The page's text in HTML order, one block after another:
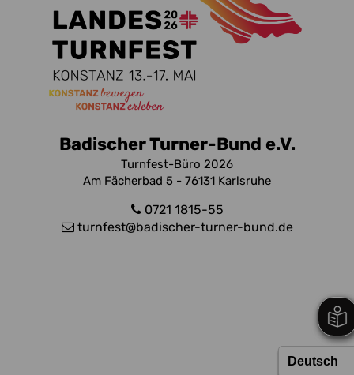
Badischer Turner-Bund e.V.
Turnfest-Büro 2026
Am Fächerbad 5 - 76131 Karlsruhe
0721 1815-55
turnfest@badischer-turner-bund.de